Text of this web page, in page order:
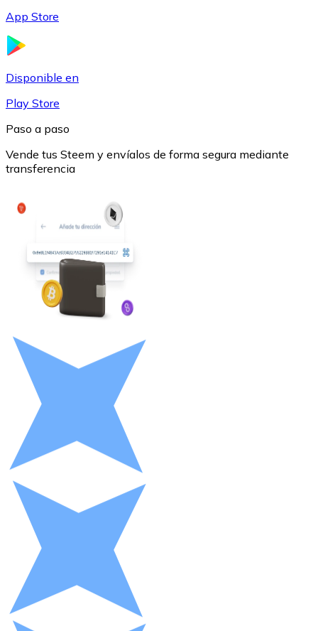
LTC
XRP
Efectivo
Compra criptomonedas con efectivo en tu tienda más
Comprar con efectivo
App Store
Disponible en
Play Store
Paso a paso
Vende tus Steem y envíalos de forma segura mediante
transferencia